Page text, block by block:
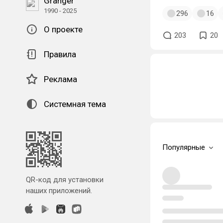
1990 - 2025
О проекте
Правила
Реклама
Системная тема
QR-код для установки
наших приложений.
296 16
203 20
Популярные